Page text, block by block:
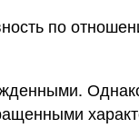
по